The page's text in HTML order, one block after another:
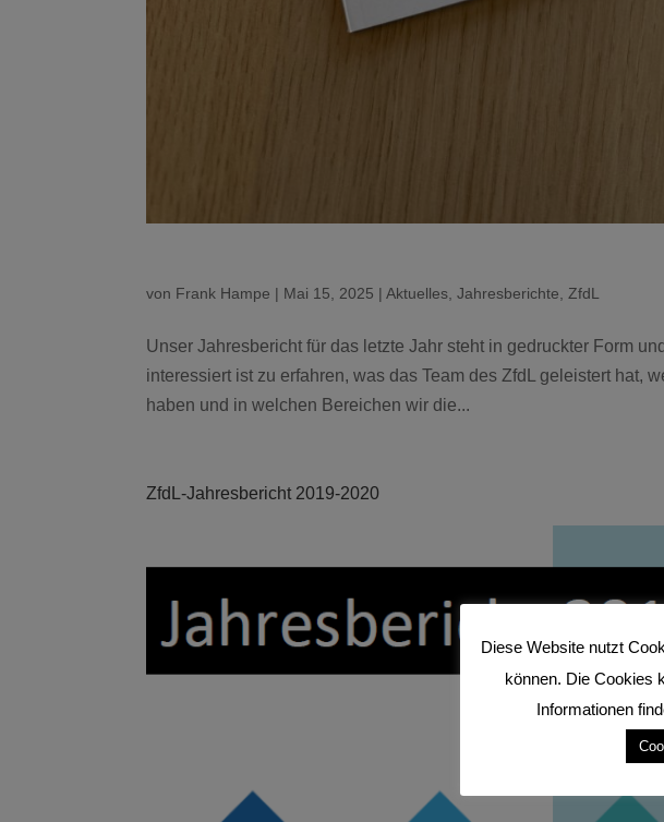
von Frank Hampe | Mai 15, 2025 |Aktuelles ,Jahresberichte ZfdL
Unser Jahresbericht für das letzte Jahr steht in gedruckter Form
interessiert ist zu erfahren, was das Team des ZfdL geleistert hat,
haben und in welchen Bereichen wir die...
ZfdL-Jahresbericht 2019-2020
Diese Website nutzt
können. Die Cookies
Informationen